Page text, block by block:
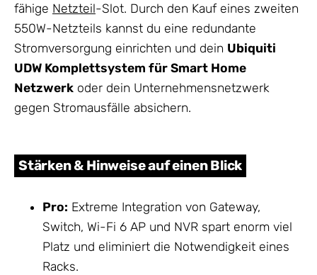
fähige Netzteil-Slot. Durch den Kauf eines zweiten
550W-Netzteils kannst du eine redundante
Stromversorgung einrichten und dein Ubiquiti
UDW Komplettsystem für Smart Home
Netzwerk oder dein Unternehmensnetzwerk
gegen Stromausfälle absichern.
Stärken & Hinweise auf einen Blick
Pro: Extreme Integration von Gateway,
Switch, Wi-Fi 6 AP und NVR spart enorm viel
Platz und eliminiert die Notwendigkeit eines
Racks.